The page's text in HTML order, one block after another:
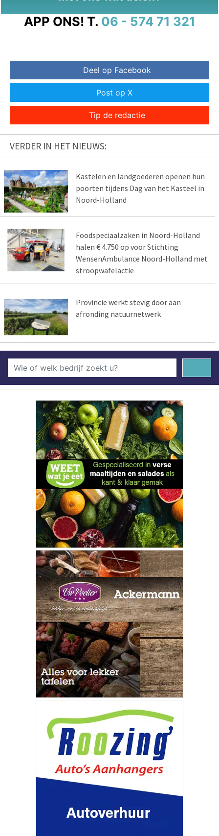
APP ONS! T. 06 - 574 71 321
Deel op Facebook
Post op X
Tip de redactie
VERDER IN HET NIEUWS:
Kastelen en landgoederen openen hun
poorten tijdens Dag van het Kasteel in
Noord-Holland
Foodspeciaalzaken in Noord-Holland
halen € 4.750 op voor Stichting
WensenAmbulance Noord-Holland met
stroopwafelactie
Provincie werkt stevig door aan
afronding natuurnetwerk